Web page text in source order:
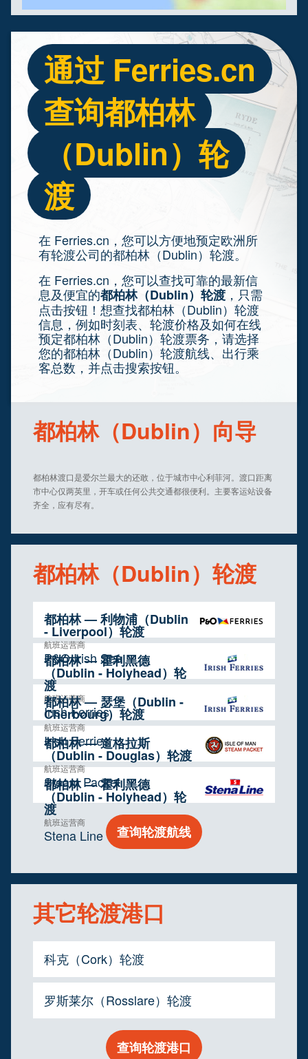
通过 Ferries.cn
查询都柏林
（Dublin）轮
渡
在 Ferries.cn，您可以方便地预定欧洲所
有轮渡公司的都柏林（Dublin）轮渡。
在 Ferries.cn，您可以查找可靠的最新信
息及便宜的都柏林（Dublin）轮渡 ，只需
点击按钮！想查找都柏林（Dublin）轮渡
信息，例如时刻表、轮渡价格及如何在线
预定都柏林（Dublin）轮渡票务，请选择
您的都柏林（Dublin）轮渡航线、出行乘
客总数，并点击搜索按钮。
都柏林（Dublin）向导
都柏林渡口是爱尔兰最大的还敢，位于城市中心利菲河。渡口距离
市中心仅两英里，开车或任何公共交通都很便利。主要客运站设备
齐全，应有尽有。
都柏林（Dublin）轮渡
都柏林 — 利物浦（Dublin
- Liverpool）轮渡
航班运营商
P&O Irish Sea
都柏林 — 霍利黑德
（Dublin - Holyhead）轮
渡
航班运营商
Irish Ferries
都柏林 — 瑟堡（Dublin -
Cherbourg）轮渡
航班运营商
Irish Ferries
都柏林 — 道格拉斯
（Dublin - Douglas）轮渡
航班运营商
Steam Packet
都柏林 — 霍利黑德
（Dublin - Holyhead）轮
渡
航班运营商
Stena Line 查询轮渡航线
其它轮渡港口
科克（Cork）轮渡
罗斯莱尔（Rosslare）轮渡
查询轮渡港口